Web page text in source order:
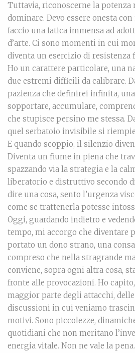
Tuttavia, riconoscerne la
dominare. Devo essere onesta con
faccio una fatica immensa ad
d’arte. Ci sono momenti in cui
diventa un esercizio di resistenza
Ho un carattere particolare, una
due estremi difficili da calibrare.
pazienza che definirei infinita,
sopportare, accumulare,
che stupisce persino me stessa.
quel serbatoio invisibile si
E quando scoppio, il silenzio
Diventa un fiume in piena che
spazzando via la strategia e la
liberatorio e distruttivo secondo
dire una cosa, sento l’urgenza
come se trattenerla potesse
Oggi, guardando indietro e
tempo, mi accorgo che diventare
portato un dono strano, una
compreso che nella stragrande
conviene, sopra ogni altra cosa,
fronte alle provocazioni. Ho
maggior parte degli attacchi,
discussioni in cui veniamo
motivi. Sono piccolezze,
quotidiani che non meritano
energia vitale. Non ne vale la